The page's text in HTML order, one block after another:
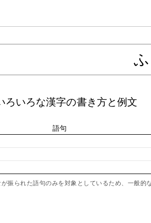
ろいろな漢字の書き方と例文
語句
振られた語句のみを対象としているため、一般的